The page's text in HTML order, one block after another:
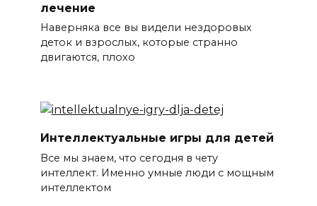
лечение
Наверняка все вы видели нездоровых
деток и взрослых, которые странно
двигаются, плохо
Интеллектуальные игры для детей
Все мы знаем, что сегодня в чету
интеллект. Именно умные люди с мощным
интеллектом